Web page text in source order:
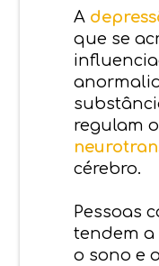
A
que se
regulam
cérebro.
Pessoas
tendem a
o sono e